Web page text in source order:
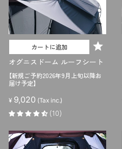
カートに追加
オグニスドーム ルーフシート
【新規ご予約2026年9月上旬以降お
届け予定】
¥ 9,020 (Tax inc.)
(10)